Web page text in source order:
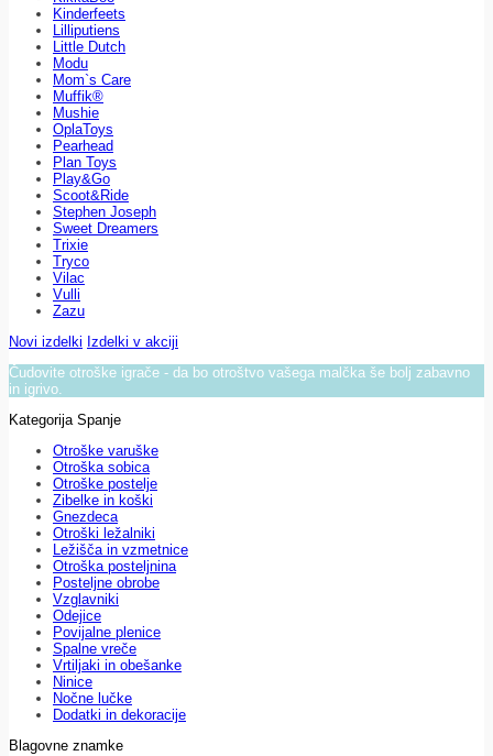
Kinderfeets
Lilliputiens
Little Dutch
Modu
Mom`s Care
Muffik®
Mushie
OplaToys
Pearhead
Plan Toys
Play&Go
Scoot&Ride
Stephen Joseph
Sweet Dreamers
Trixie
Tryco
Vilac
Vulli
Zazu
Novi izdelki Izdelki v akciji
Čudovite otroške igrače - da bo otroštvo vašega malčka še bolj zabavno
in igrivo.
Kategorija Spanje
Otroške varuške
Otroška sobica
Otroške postelje
Zibelke in koški
Gnezdeca
Otroški ležalniki
Ležišča in vzmetnice
Otroška posteljnina
Posteljne obrobe
Vzglavniki
Odejice
Povijalne plenice
Spalne vreče
Vrtiljaki in obešanke
Ninice
Nočne lučke
Dodatki in dekoracije
Blagovne znamke